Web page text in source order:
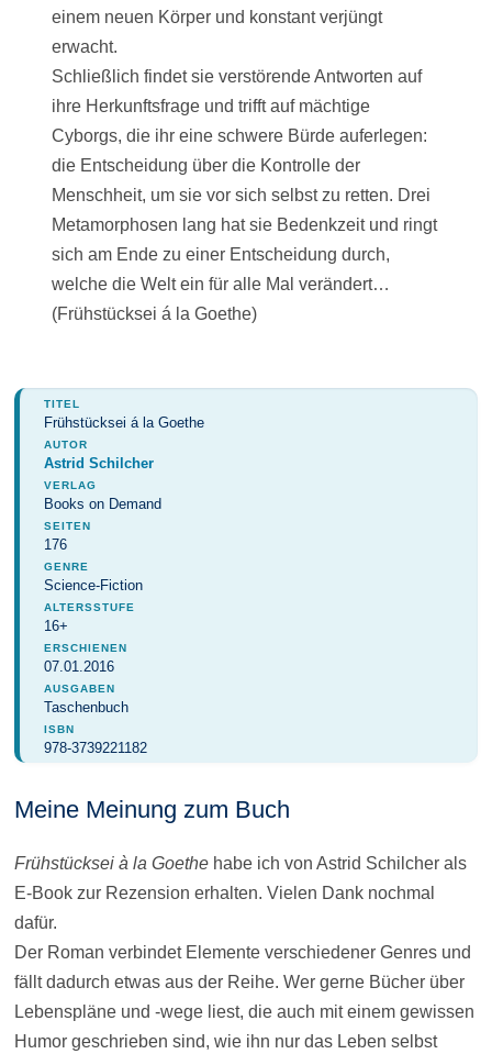
einem neuen Körper und konstant verjüngt
erwacht.
Schließlich findet sie verstörende Antworten auf
ihre Herkunftsfrage und trifft auf mächtige
Cyborgs, die ihr eine schwere Bürde auferlegen:
die Entscheidung über die Kontrolle der
Menschheit, um sie vor sich selbst zu retten. Drei
Metamorphosen lang hat sie Bedenkzeit und ringt
sich am Ende zu einer Entscheidung durch,
welche die Welt ein für alle Mal verändert…
(Frühstücksei á la Goethe)
TITEL
Frühstücksei á la Goethe
AUTOR
Astrid Schilcher
VERLAG
Books on Demand
SEITEN
176
GENRE
Science-Fiction
ALTERSSTUFE
16+
ERSCHIENEN
07.01.2016
AUSGABEN
Taschenbuch
ISBN
978-3739221182
Meine Meinung zum Buch
Frühstücksei à la Goethehabe ich von Astrid Schilcher als
E-Book zur Rezension erhalten. Vielen Dank nochmal
dafür.
Der Roman verbindet Elemente verschiedener Genres und
fällt dadurch etwas aus der Reihe. Wer gerne Bücher über
Lebenspläne und -wege liest, die auch mit einem gewissen
Humor geschrieben sind, wie ihn nur das Leben selbst